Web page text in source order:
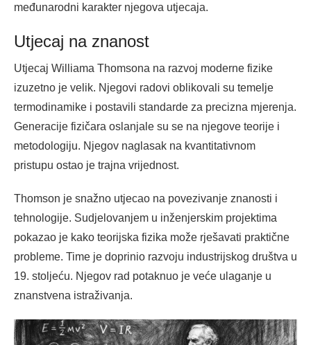
međunarodni karakter njegova utjecaja.
Utjecaj na znanost
Utjecaj Williama Thomsona na razvoj moderne fizike
izuzetno je velik. Njegovi radovi oblikovali su temelje
termodinamike i postavili standarde za precizna mjerenja.
Generacije fizičara oslanjale su se na njegove teorije i
metodologiju. Njegov naglasak na kvantitativnom
pristupu ostao je trajna vrijednost.
Thomson je snažno utjecao na povezivanje znanosti i
tehnologije. Sudjelovanjem u inženjerskim projektima
pokazao je kako teorijska fizika može rješavati praktične
probleme. Time je doprinio razvoju industrijskog društva u
19. stoljeću. Njegov rad potaknuo je veće ulaganje u
znanstvena istraživanja.